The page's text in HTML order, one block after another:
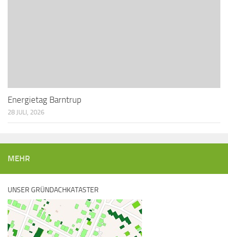
Energietag Barntrup
28 JULI, 2026
MEHR
UNSER GRÜNDACHKATASTER